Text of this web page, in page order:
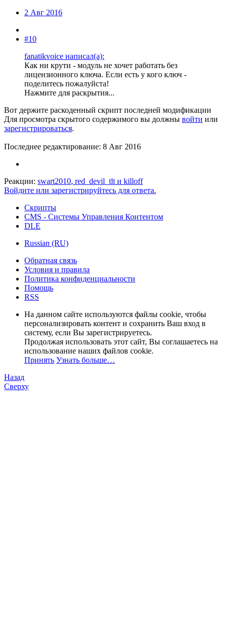
2 Авг 2016
#10
fanatikvoice написал(а):
Как ни крути - модуль не хочет работать без
лицензионного ключа. Если есть у кого ключ -
поделитесь пожалуйста!
Нажмите для раскрытия...
Вот держите раскоденный скрипт последней модификации
Для просмотра скрытого содержимого вы должны войти или
зарегистрироваться.
Последнее редактирование: 8 Авг 2016
Реакции: swart2010, red_devil_tlt и killoff
Войдите или зарегистрируйтесь для ответа.
Скрипты
CMS - Системы Управления Контентом
DLE
Russian (RU)
Обратная связь
Условия и правила
Политика конфиденциальности
Помощь
RSS
На данном сайте используются файлы cookie, чтобы
персонализировать контент и сохранить Ваш вход в
систему, если Вы зарегистрируетесь.
Продолжая использовать этот сайт, Вы соглашаетесь на
использование наших файлов cookie.
Принять Узнать больше…
Назад
Сверху